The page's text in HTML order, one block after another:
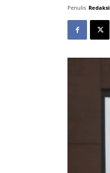
Penulis Redaksi